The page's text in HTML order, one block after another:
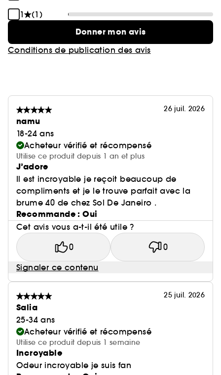
1
(1)
Donner mon avis
Conditions de publication des avis
26 juil. 2026
namu
18-24 ans
Acheteur vérifié et récompensé
Utilise ce produit depuis 1 an et plus
J’adore
Il est incroyable je reçoit beaucoup de
compliments et je le trouve parfait avec la
brume 40 de chez Sol De Janeiro .
Recommande : Oui
Cet avis vous a-t-il été utile ?
0 0
Signaler ce contenu
25 juil. 2026
Salia
25-34 ans
Acheteur vérifié et récompensé
Utilise ce produit depuis 1 semaine
Incroyable
Odeur incroyable je suis fan